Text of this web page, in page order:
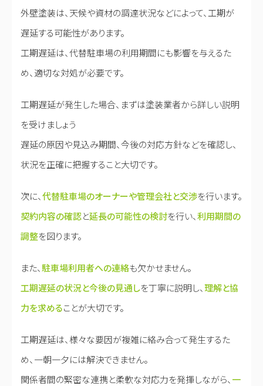
外壁塗装は、天候や資材の調達状況などによって、工期が
遅延する可能性があります。
工期遅延は、代替駐車場の利用期間にも影響を与えるた
め、適切な対処が必要です。
工期遅延が発生した場合、まずは塗装業者から詳しい説明
を受けましょう
遅延の原因や見込み期間、今後の対応方針などを確認し、
状況を正確に把握すること大切です。
次に、代替駐車場のオーナーや管理会社と交渉を行います。
契約内容の確認と延長の可能性の検討を行い、利用期間の
調整を図ります。
また、 駐車場利用者への連絡も欠かせません。
工期遅延の状況と今後の見通しを丁寧に説明し、理解と協
力を求めることが大切です。
工期遅延は、様々な要因が複雑に絡み合って発生するた
め、一朝一夕には解決できません。
関係者間の緊密な連携と柔軟な対応力を発揮しながら、 一